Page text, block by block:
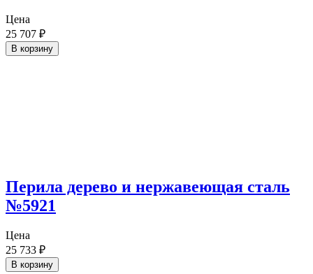
Цена
25 707 ₽
В корзину
Перила дерево и нержавеющая сталь
№5921
Цена
25 733 ₽
В корзину